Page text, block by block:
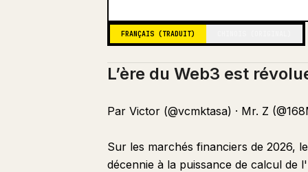
FRANÇAIS (TRADUIT)
L’ère du Web3 est
Par Victor (@vcmktasa) · Mr. Z
Sur les marchés financiers de 2026,
décennie à la puissance de calcul de